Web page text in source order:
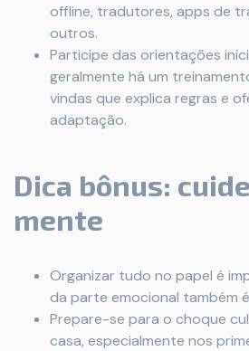
offline, tradutores, apps de
outros.
Participe das orientações
geralmente há um
vindas que explica regras e
adaptação.
Dica bônus:
mente
Organizar tudo no papel é
da parte emocional também
Prepare-se para o choque
casa, especialmente nos